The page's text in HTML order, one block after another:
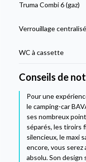
Truma Combi 6 (gaz)
Verrouillage
WC à cassette
Conseils de
Pour une
le camping-car
ses nombreux
séparés, les tiroirs
silencieux, le maxi
encore, vous serez
absolu. Son